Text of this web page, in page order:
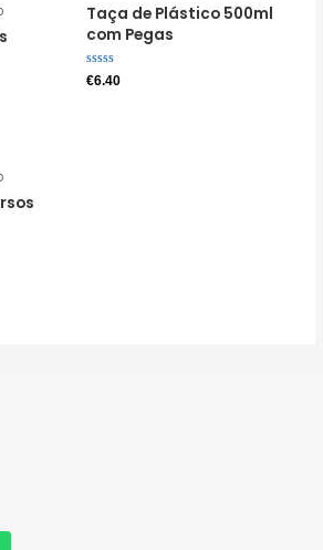
Taça de Plástico 500ml
com Pegas
Avaliação
0
€6.40